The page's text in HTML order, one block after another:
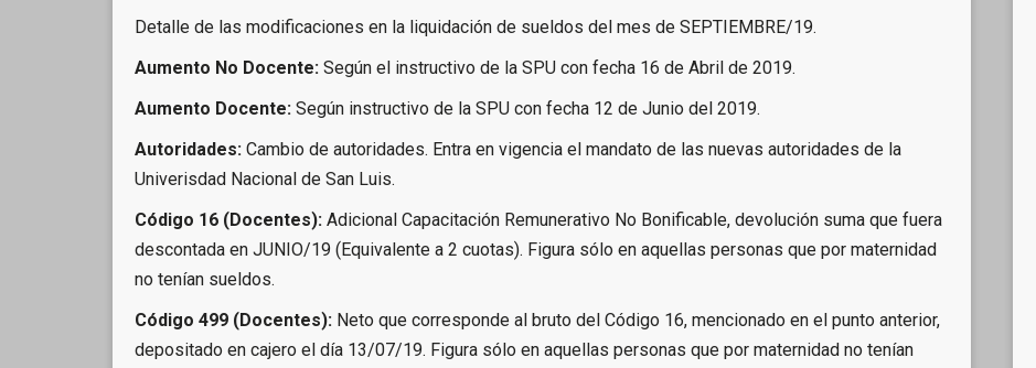
Detalle de las modificaciones en la liquidación de sueldos del mes de SEPTIEMBRE/19.
Aumento No Docente: Según el instructivo de la SPU con fecha 16 de Abril de 2019.
Aumento Docente: Según instructivo de la SPU con fecha 12 de Junio del 2019.
Autoridades: Cambio de autoridades. Entra en vigencia el mandato de las nuevas autoridades de la
Univerisdad Nacional de San Luis.
Código 16 (Docentes): Adicional Capacitación Remunerativo No Bonificable, devolución suma que fuera
descontada en JUNIO/19 (Equivalente a 2 cuotas). Figura sólo en aquellas personas que por maternidad
no tenían sueldos.
Código 499 (Docentes): Neto que corresponde al bruto del Código 16, mencionado en el punto anterior,
depositado en cajero el día 13/07/19. Figura sólo en aquellas personas que por maternidad no tenían